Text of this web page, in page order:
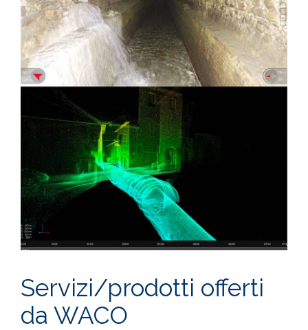
Servizi/prodotti offerti
da WACO